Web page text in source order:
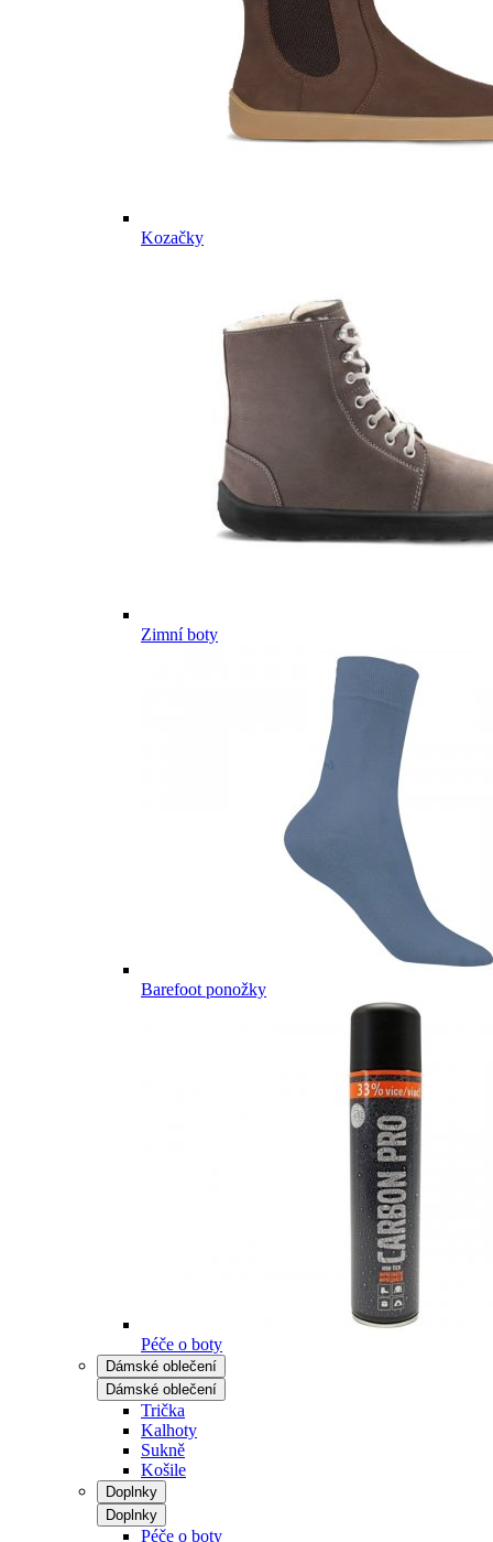
Kozačky
Zimní boty
Barefoot ponožky
Péče o boty
Dámské oblečení
Dámské oblečení
Trička
Kalhoty
Sukně
Košile
Doplnky
Doplnky
Péče o boty